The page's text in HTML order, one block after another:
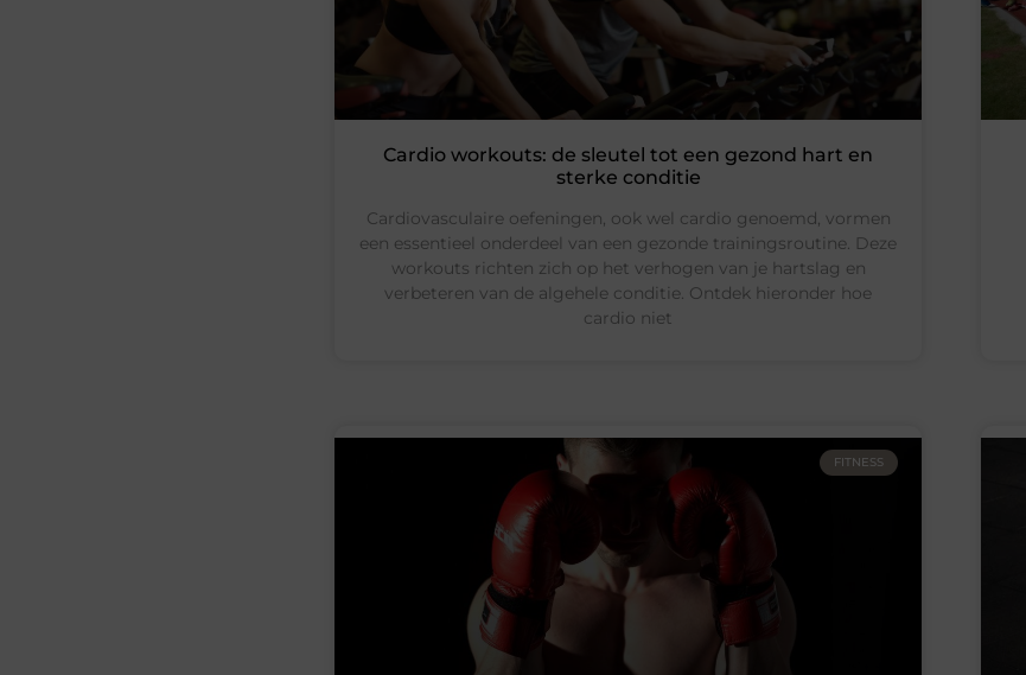
Cardio workouts: de sleutel tot een gezond hart en
sterke conditie
Cardiovasculaire oefeningen, ook wel cardio genoemd, vormen
een essentieel onderdeel van een gezonde trainingsroutine. Deze
workouts richten zich op het verhogen van je hartslag en
verbeteren van de algehele conditie. Ontdek hieronder hoe
cardio niet
FITNESS